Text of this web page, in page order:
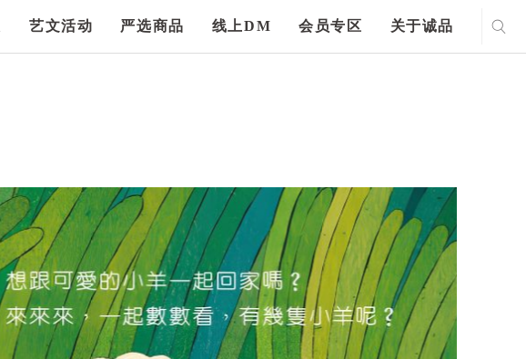
艺文活动 严选商品 线上DM 会员专区 关于诚品